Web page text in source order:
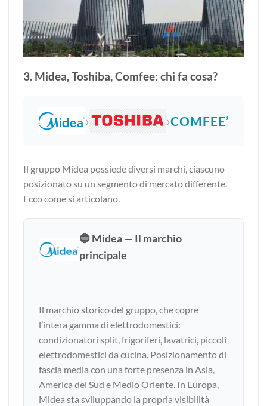
3. Midea, Toshiba, Comfee: chi fa cosa?
› ›COMFEE’
Il gruppo Midea possiede diversi marchi, ciascuno
posizionato su un segmento di mercato differente.
Ecco come si articolano.
🔵 Midea — Il marchio
principale
Il marchio storico del gruppo, che copre
l’intera gamma di elettrodomestici:
condizionatori split, frigoriferi, lavatrici, piccoli
elettrodomestici da cucina. Posizionamento di
fascia media con una forte presenza in Asia,
America del Sud e Medio Oriente. In Europa,
Midea sta sviluppando la propria visibilità